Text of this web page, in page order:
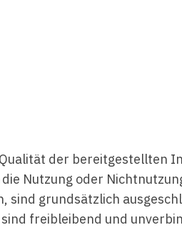
der bereitgestellten
Nutzung oder
grundsätzlich
freibleibend und